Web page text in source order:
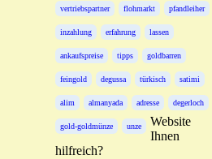
vertriebspartner flohmarkt pfandleiher
inzahlung erfahrung lassen
ankaufspreise tipps goldbarren
feingold degussa türkisch satimi
alim almanyada adresse degerloch
gold-goldmünze unze
Website
Ihnen
hilfreich?